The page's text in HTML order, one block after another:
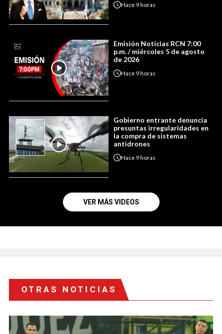
Hace 9 horas
Emisión Noticias RCN 7:00
p.m. / miércoles 5 de agosto
de 2026
Hace 9 horas
Gobierno entrante denuncia
presuntas irregularidades en
la compra de sistemas
antidrones
Hace 9 horas
VER MÁS VIDEOS
OTRAS NOTICIAS